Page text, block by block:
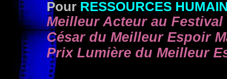
Pour RESSOURCES
Meilleur Acteur au
César du Meilleur Espoir
Prix Lumière du Meilleur